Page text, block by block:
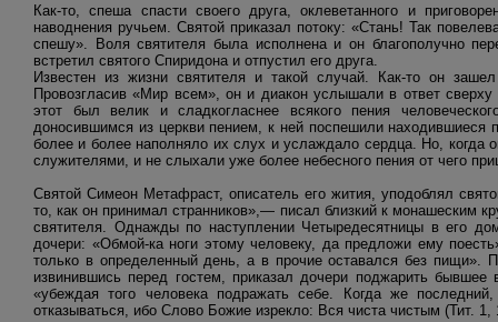
Как-то, спеша спасти своего друга, оклеветанного и
наводнения ручьем. Святой приказал потоку: «Стань! Так
спешу». Воля святителя была исполнена и он благополучно
встретил святого Спиридона и отпустил его друга.
Известен из жизни святителя и такой случай. Как-то он
Провозгласив «Мир всем», он и диакон услышали в ответ
этот был велик и сладкогласнее всякого пения
доносившимся из церкви пением, к ней поспешили находившиеся
более и более наполняло их слух и услаждало сердца. Но, когда
служителями, и не слыхали уже более небесного пения от чего
Святой Симеон Метафраст, описатель его жития, уподоблял
то, как он принимал странников»,— писал близкий к монашеским
святителя. Однажды по наступлении Четыредесятницы в его
дочери: «Обмой-ка ноги этому человеку, да предложи ему
только в определенный день, а в прочие оставался без пищи».
извинившись перед гостем, приказал дочери поджарить
«убеждая того человека подражать себе. Когда же
отказываться, ибо Слово Божие изрекло: Вся чиста чистым (Тит. 1,